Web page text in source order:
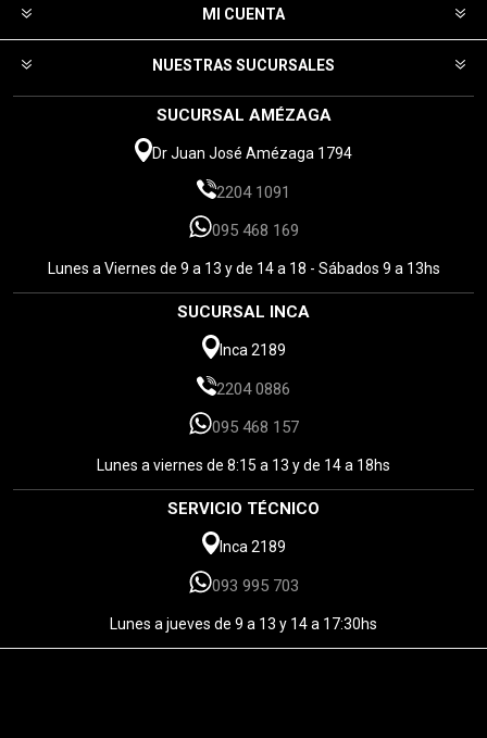
MI CUENTA
NUESTRAS SUCURSALES
SUCURSAL AMÉZAGA
Dr Juan José Amézaga 1794
2204 1091
095 468 169
Lunes a Viernes de 9 a 13 y de 14 a 18 - Sábados 9 a 13hs
SUCURSAL INCA
Inca 2189
2204 0886
095 468 157
Lunes a viernes de 8:15 a 13 y de 14 a 18hs
SERVICIO TÉCNICO
Inca 2189
093 995 703
Lunes a jueves de 9 a 13 y 14 a 17:30hs